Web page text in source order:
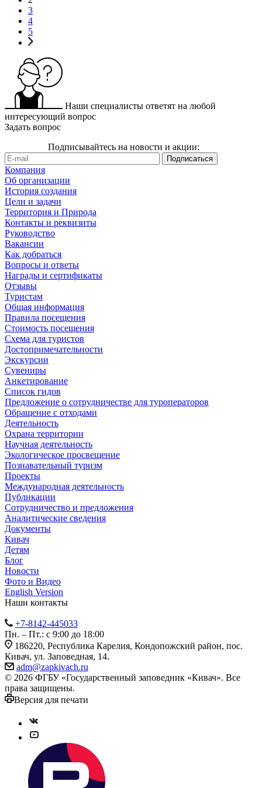
3
4
5
Наши специалисты ответят на любой
интересующий вопрос
Задать вопрос
Подписывайтесь на новости и акции:
Компания
Об организации
История создания
Цели и задачи
Территория и Природа
Контакты и реквизиты
Руководство
Вакансии
Как добраться
Вопросы и ответы
Награды и сертификаты
Отзывы
Туристам
Общая информация
Правила посещения
Стоимость посещения
Схема для туристов
Достопримечательности
Экскурсии
Сувениры
Анкетирование
Список гидов
Предложение о сотрудничестве для туроператоров
Обращение с отходами
Деятельность
Охрана территории
Научная деятельность
Экологическое просвещение
Познавательный туризм
Проекты
Международная деятельность
Публикации
Сотрудничество и предложения
Аналитические сведения
Документы
Кивач
Детям
Блог
Новости
Фото и Видео
English Version
Наши контакты
+7-8142-445033
Пн. – Пт.: с 9:00 до 18:00
186220, Республика Карелия, Кондопожский район, пос.
Кивач, ул. Заповедная, 14.
adm@zapkivach.ru
© 2026 ФГБУ «Государственный заповедник «Кивач». Все
права защищены.
Версия для печати